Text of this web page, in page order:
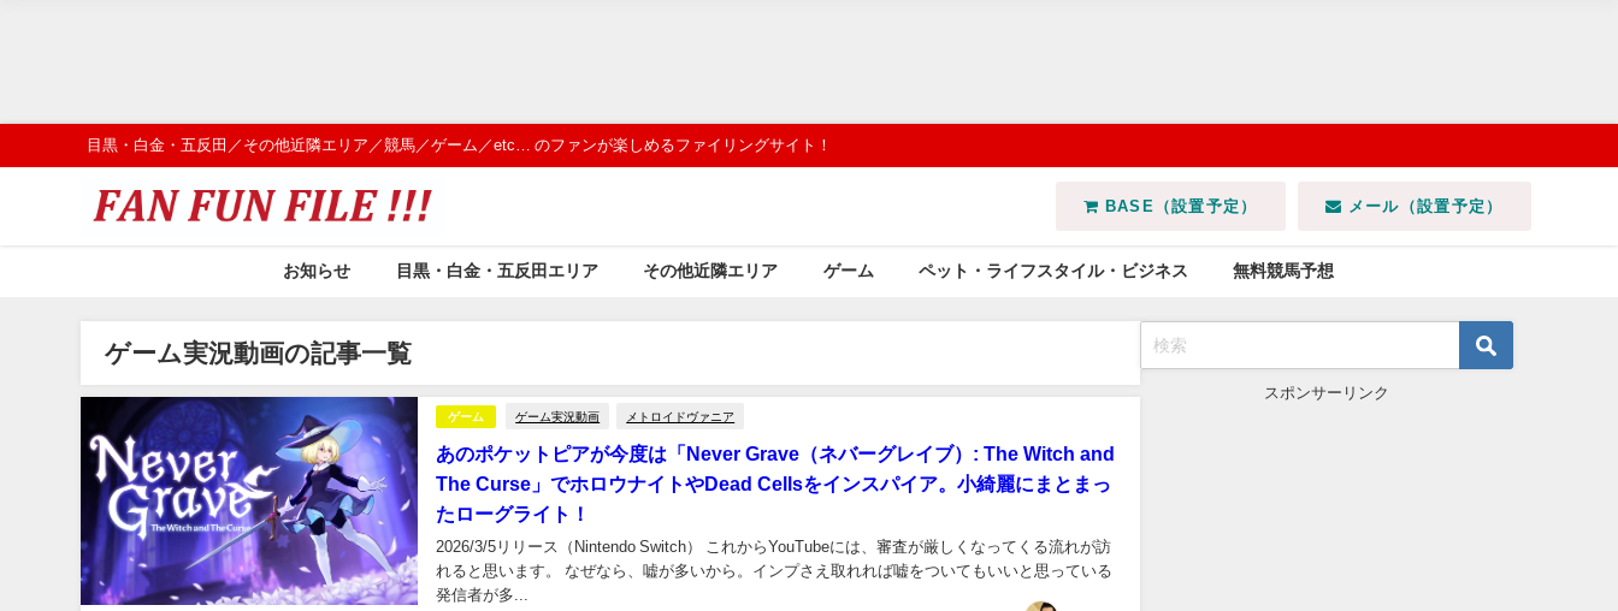
目黒・白金・五反田／その他近隣エリア／競馬／ゲーム／etc… のファンが楽しめるファイリングサイト！
BASE（設置予定） メール（設置予定）
お知らせ 目黒・白金・五反田エリア その他近隣エリア ゲーム ペット・ライフスタイル・ビジネス 無料競馬予想
ゲーム実況動画の記事一覧
ゲーム ゲーム実況動画 メトロイドヴァニア
あのポケットピアが今度は「Never Grave（ネバーグレイブ）: The Witch and
The Curse」でホロウナイトやDead Cellsをインスパイア。小綺麗にまとまっ
たローグライト！
2026/3/5リリース（Nintendo Switch） これからYouTubeには、審査が厳しくなってくる流れが訪
れると思います。 なぜなら、嘘が多いから。インプさえ取れれば嘘をついてもいいと思っている
発信者が多...
スポンサーリンク